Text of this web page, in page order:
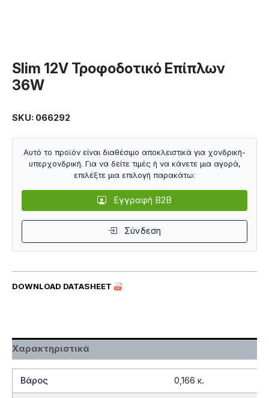
Slim 12V Τροφοδοτικό Επίπλων
36W
SKU: 066292
DOWNLOAD DATASHEET
Αυτό το προϊόν είναι διαθέσιμο αποκλειστικά για χονδρική-
υπερχονδρική. Για να δείτε τιμές ή να κάνετε μια αγορά,
επιλέξτε μια επιλογή παρακάτω:
Εγγραφή B2B
Σύνδεση
Χαρακτηριστικά
Βάρος 0,166 κ.